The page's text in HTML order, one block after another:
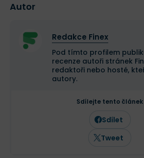
Autor
Redakce Finex
Pod tímto profilem
recenze autoři stránek
redaktoři nebo hosté,
autory.
Sdílejte tento článek
Sdílet
Tweet